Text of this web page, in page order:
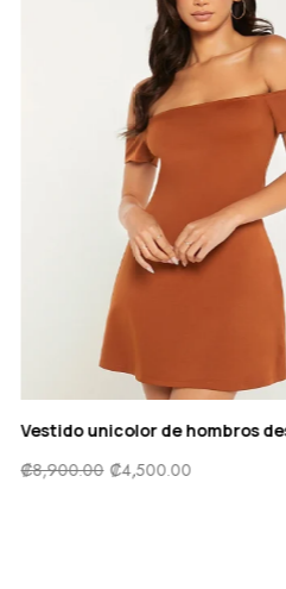
Vestido unicolor de
₡8,900.00 ₡4,500.00